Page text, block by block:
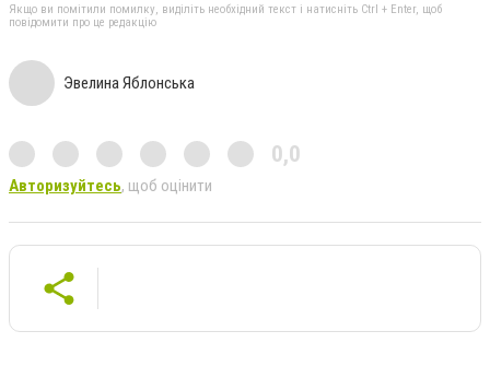
Якщо ви помітили помилку, виділіть необхідний текст і натисніть Ctrl + Enter, щоб
повідомити про це редакцію
Эвелина Яблонська
0,0
Авторизуйтесь, щоб оцінити